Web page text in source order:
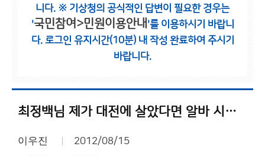
니다. ※ 기상청의 공식적인 답변이 필요한 경우는
'국민참여>민원이용안내 '를 이용하시기 바랍니
다. 로그인 유지시간(10분) 내 작성 완료하여 주시기
바랍니다.
최정백님 제가 대전에 살았다면 알바 시켜 주셨나요??
이우진 2012/08/15